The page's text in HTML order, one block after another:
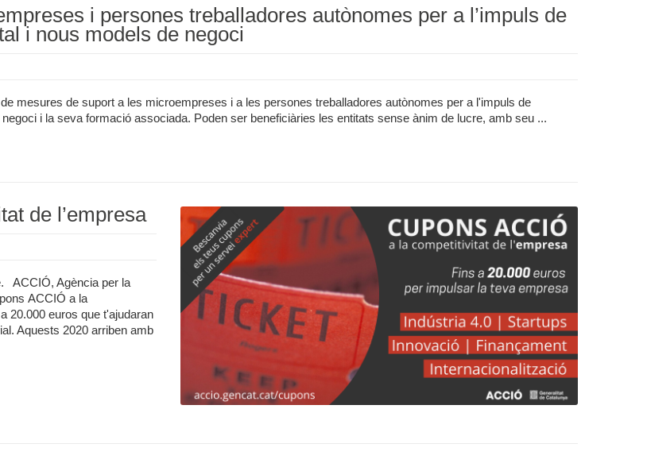
i persones treballadores autònomes per a l’impuls de
i nous models de negoci
mesures de suport a les microempreses i a les persones treballadores autònomes per a l'impuls de
i la seva formació associada. Poden ser beneficiàries les entitats sense ànim de lucre, amb seu ...
de l’empresa
ACCIÓ, Agència per la
ACCIÓ a la
20.000 euros que t'ajudaran
Aquests 2020 arriben amb